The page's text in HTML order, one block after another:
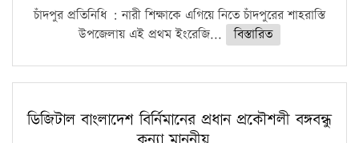
চাঁদপুর প্রতিনিধি : নারী শিক্ষাকে এগিয়ে নিতে চাঁদপুরের শাহরাস্তি
উপজেলায় এই প্রথম ইংরেজি...
বিস্তারিত
ডিজিটাল বাংলাদেশ বির্নিমানের প্রধান প্রকৌশলী বঙ্গবন্ধু